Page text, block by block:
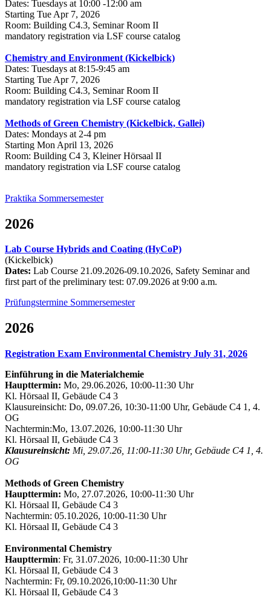
Dates: Tuesdays at 10:00 -12:00 am
Starting Tue Apr 7, 2026
Room: Building C4.3, Seminar Room II
mandatory registration via LSF course catalog
Chemistry and Environment (Kickelbick)
Dates: Tuesdays at 8:15-9:45 am
Starting Tue Apr 7, 2026
Room: Building C4.3, Seminar Room II
mandatory registration via LSF course catalog
Methods of Green Chemistry (Kickelbick, Gallei)
Dates: Mondays at 2-4 pm
Starting Mon April 13, 2026
Room: Building C4 3, Kleiner Hörsaal II
mandatory registration via LSF course catalog
Praktika Sommersemester
2026
Lab Course Hybrids and Coating (HyCoP)
(Kickelbick)
Dates: Lab Course 21.09.2026-09.10.2026, Safety Seminar and
first part of the preliminary test: 07.09.2026 at 9:00 a.m.
Prüfungstermine Sommersemester
2026
Registration Exam Environmental Chemistry July 31, 2026
Einführung in die Materialchemie
Haupttermin: Mo, 29.06.2026, 10:00-11:30 Uhr
Kl. Hörsaal II, Gebäude C4 3
Klausureinsicht: Do, 09.07.26, 10:30-11:00 Uhr, Gebäude C4 1, 4.
OG
Nachtermin:Mo, 13.07.2026, 10:00-11:30 Uhr
Kl. Hörsaal II, Gebäude C4 3
Klausureinsicht: Mi, 29.07.26, 11:00-11:30 Uhr, Gebäude C4 1, 4.
OG
Methods of Green Chemistry
Haupttermin: Mo, 27.07.2026, 10:00-11:30 Uhr
Kl. Hörsaal II, Gebäude C4 3
Nachtermin: 05.10.2026, 10:00-11:30 Uhr
Kl. Hörsaal II, Gebäude C4 3
Environmental Chemistry
Haupttermin: Fr, 31.07.2026, 10:00-11:30 Uhr
Kl. Hörsaal II, Gebäude C4 3
Nachtermin: Fr, 09.10.2026,10:00-11:30 Uhr
Kl. Hörsaal II, Gebäude C4 3